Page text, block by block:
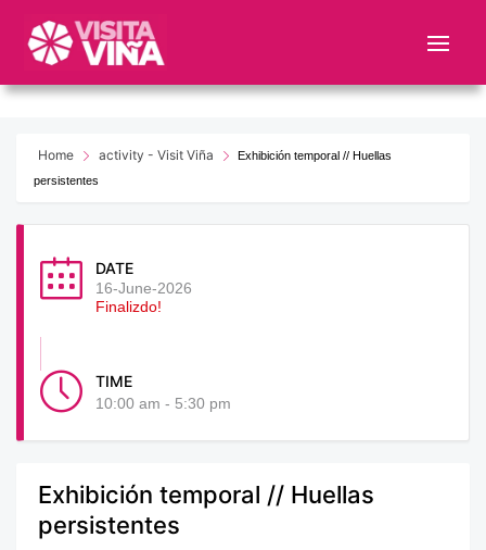
este
web
sistemaHome activity - Visit Viña
Exhibición temporal // Huellas
persistentes
DATE
16-June-2026
Finalizdo!
TIME
10:00 am - 5:30 pm
Exhibición temporal // Huellas
persistentes